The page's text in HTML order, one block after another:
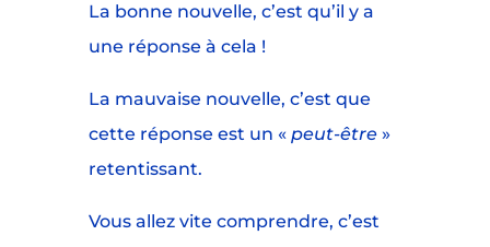
La bonne nouvelle, c’est qu’il y a
une réponse à cela !
La mauvaise nouvelle, c’est que
cette réponse est un « peut-être»
retentissant.
Vous allez vite comprendre, c’est